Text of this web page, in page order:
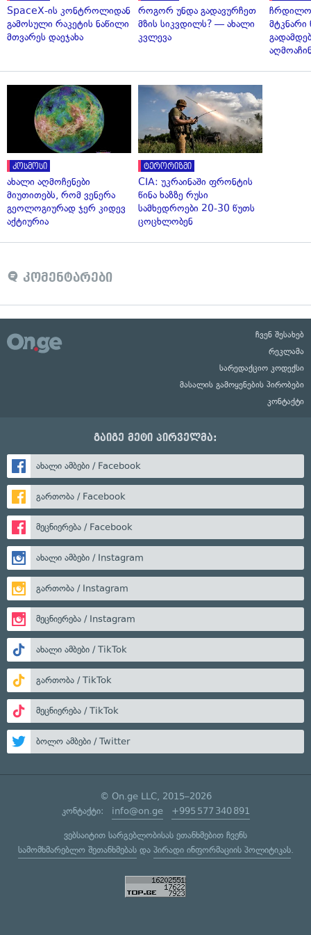
SpaceX-ის კონტროლიდან
გამოსული რაკეტის ნაწილი
მთვარეს დაეჯახა
როგორ უნდა გადავურჩეთ
მზის სიკვდილს? — ახალი
კვლევა
მტკნარი
კოსმოსი
ახალი აღმოჩენები
მიუთითებს, რომ ვენერა
გეოლოგიურად ჯერ კიდევ
აქტიურია
ტერორიზმი
CIA: უკრაინაში ფრონტის
წინა ხაზზე რუსი
სამხედროები 20-30 წუთს
ცოცხლობენ
კომენტარები
ჩვენ შესახებ
რეკლამა
სარედაქციო კოდექსი
მასალის გამოყენების პირობები
კონტაქტი
გაიგე მეტი პირველმა:
ახალი ამბები / Facebook
გართობა / Facebook
მეცნიერება / Facebook
ახალი ამბები / Instagram
გართობა / Instagram
მეცნიერება / Instagram
ახალი ამბები / TikTok
გართობა / TikTok
მეცნიერება / TikTok
ბოლო ამბები / Twitter
© On.ge LLC, 2015–2026
კონტაქტი: info@on.ge +995 577 340 891
ვებსაიტით სარგებლობისას ეთანხმებით ჩვენს
სამომხმარებლო შეთანხმებასდა პირადი ინფორმაციის პოლიტიკას.